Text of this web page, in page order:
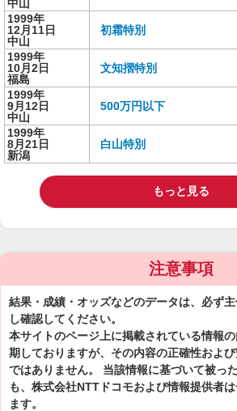
中山
1999年
12月11日
中山
初霜特別
1999年
10月2日
福島
文知摺特別
1999年
9月12日
中山
500万円以下
1999年
8月21日
新潟
白山特別
もっと見る
注意事項
結果・成績・オッズなどのデータは、必ず
し確認してください。
本サイトのページ上に掲載されている情報
期しておりますが、その内容の正確性およ
ではありません。 当該情報に基づいて被っ
も、株式会社NTTドコモおよび情報提供者
ます。